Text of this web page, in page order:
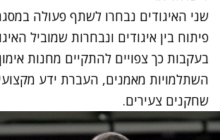
שני האיגודים נבחרו לשתף פעולה
פיתוח בין איגודים ונבחרות שמוביל
בעקבות כך צפויים להתקיים מחנות
השתלמויות מאמנים, העברת ידע
שחקנים צעירים.